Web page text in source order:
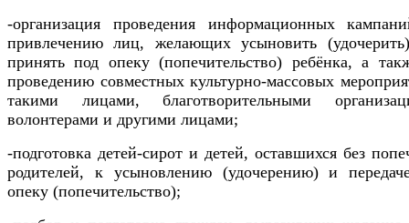
-организация проведения информационных
привлечению лиц, желающих усыновить
принять под опеку (попечительство) ребёнка, а
проведению совместных культурно-массовых
такими лицами, благотворительными
волонтерами и другими лицами;
-подготовка детей-сирот и детей, оставшихся без
родителей, к усыновлению (удочерению) и
опеку (попечительство);